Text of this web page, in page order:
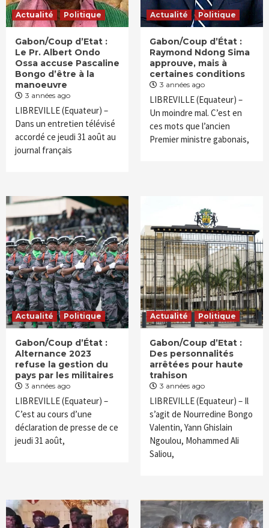
Actualité Politique
Gabon/Coup d’Etat :
Le Pr. Albert Ondo
Ossa accuse Pascaline
Bongo d’être à la
manoeuvre
3 années ago
LIBREVILLE (Equateur) –
Dans un entretien télévisé
accordé ce jeudi 31 août au
journal français
Actualité Politique
Gabon/Coup d’État :
Raymond Ndong Sima
approuve, mais à
certaines conditions
3 années ago
LIBREVILLE (Equateur) –
Un moindre mal. C’est en
ces mots que l’ancien
Premier ministre gabonais,
Actualité Politique
Gabon/Coup d’État :
Alternance 2023
refuse la gestion du
pays par les militaires
3 années ago
LIBREVILLE (Equateur) –
C’est au cours d’une
déclaration de presse de ce
jeudi 31 août,
Actualité Politique
Gabon/Coup d’Etat :
Des personnalités
arrêtées pour haute
trahison
3 années ago
LIBREVILLE (Equateur) – Il
s’agit de Nourredine Bongo
Valentin, Yann Ghislain
Ngoulou, Mohammed Ali
Saliou,